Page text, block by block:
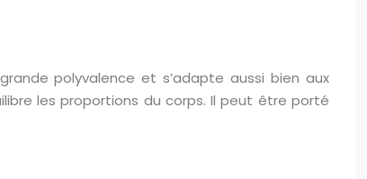
polyvalence et s’adapte aussi bien aux
les proportions du corps. Il peut être porté